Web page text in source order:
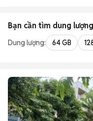
Bạn cần tìm dung lượng
Dung lượng: 64 GB